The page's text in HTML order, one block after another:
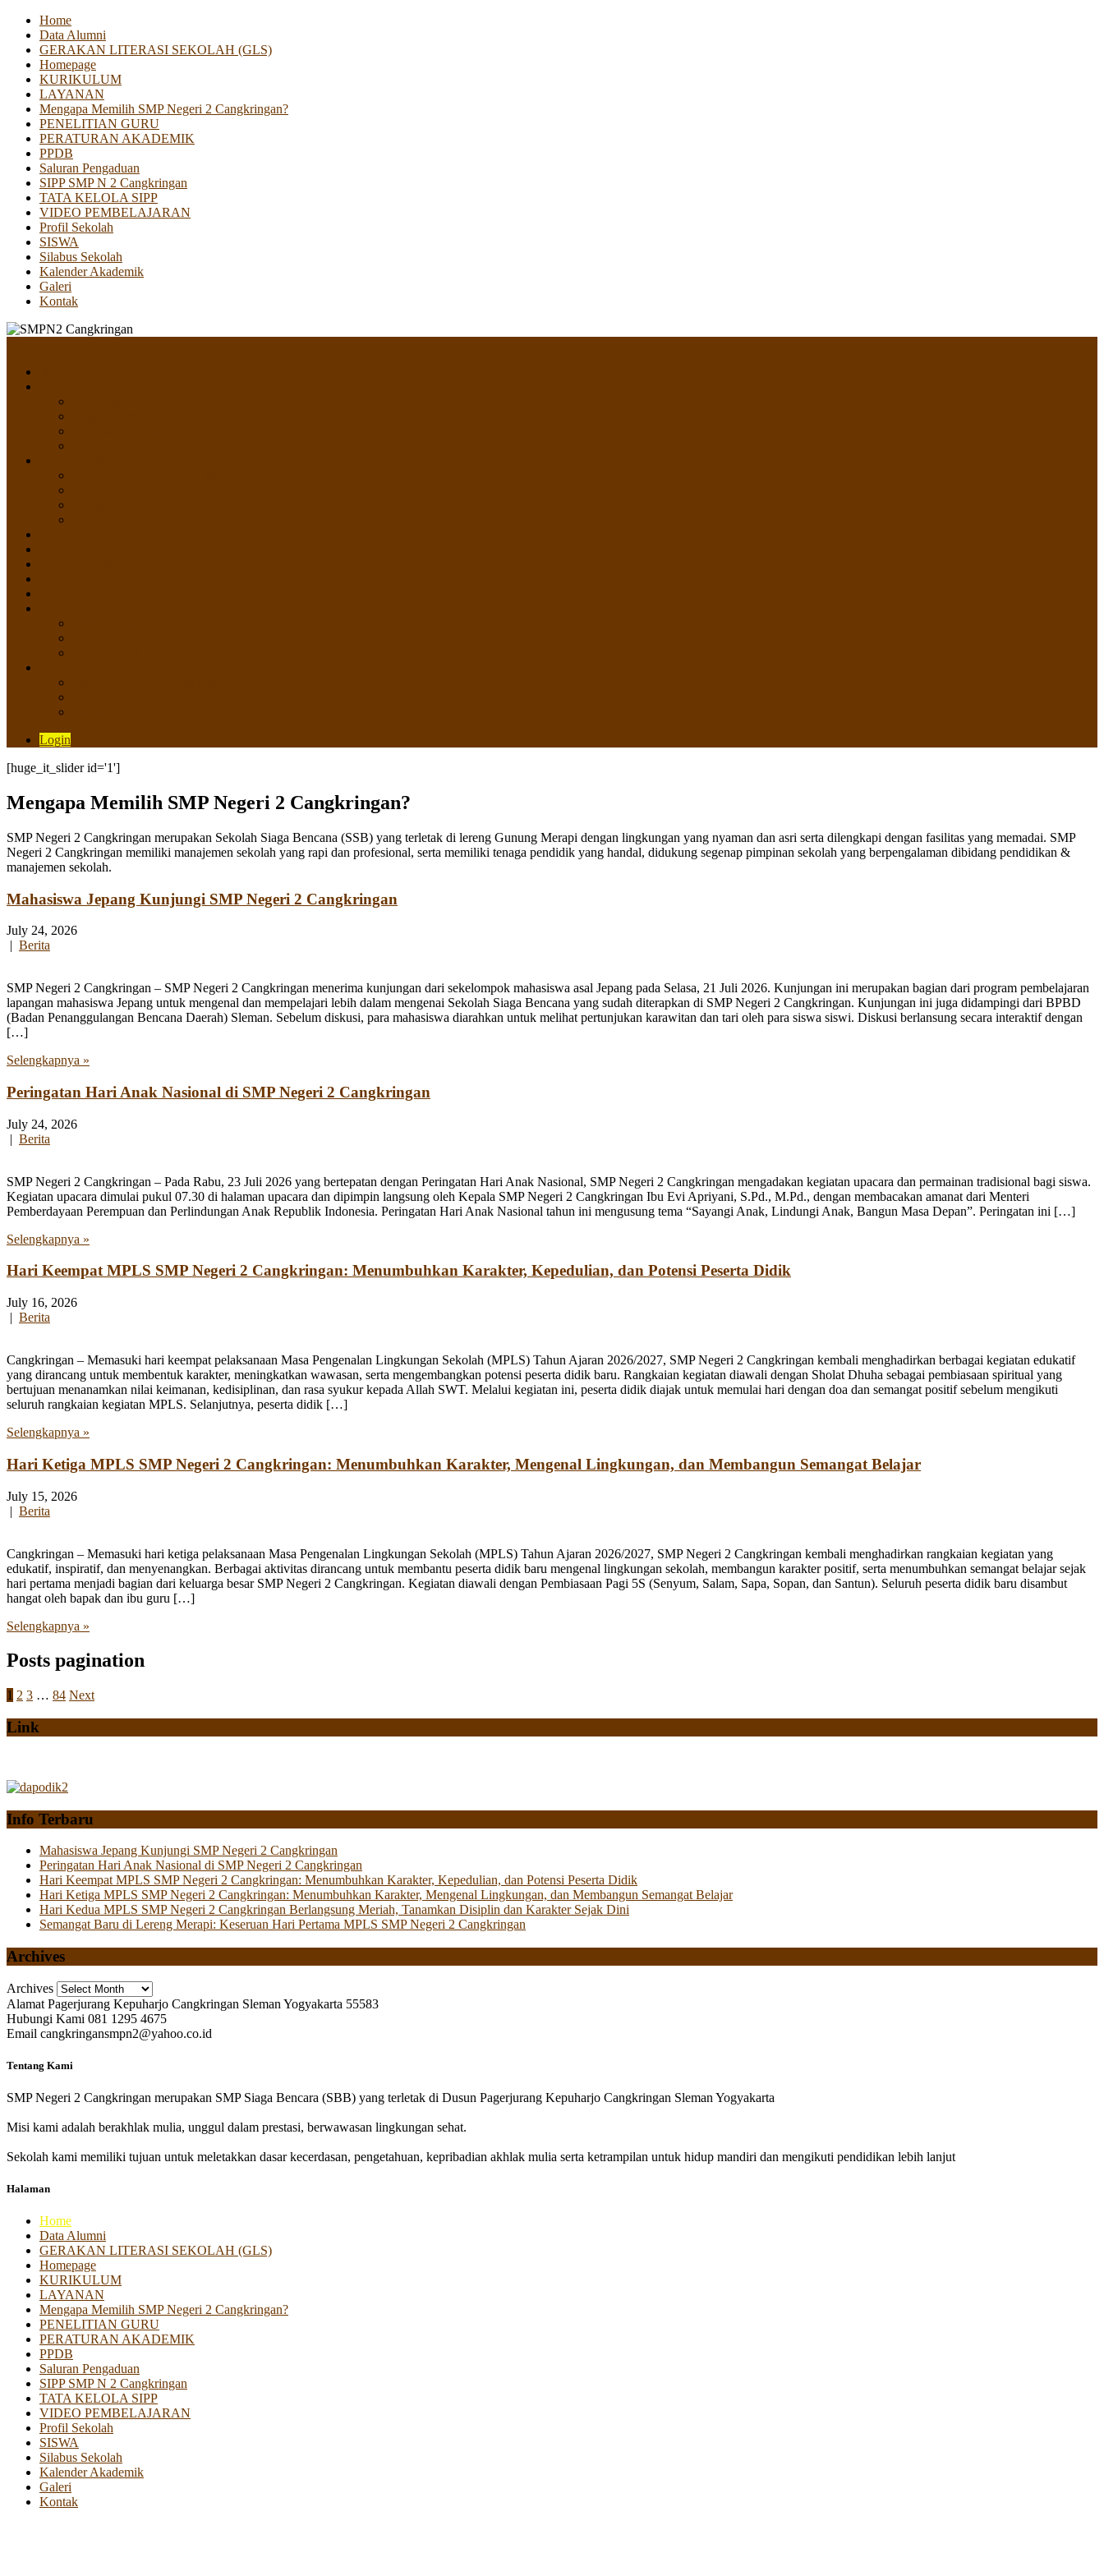
Home
Data Alumni
GERAKAN LITERASI SEKOLAH (GLS)
Homepage
KURIKULUM
LAYANAN
Mengapa Memilih SMP Negeri 2 Cangkringan?
PENELITIAN GURU
PERATURAN AKADEMIK
PPDB
Saluran Pengaduan
SIPP SMP N 2 Cangkringan
TATA KELOLA SIPP
VIDEO PEMBELAJARAN
Profil Sekolah
SISWA
Silabus Sekolah
Kalender Akademik
Galeri
Kontak
Login
[huge_it_slider id='1']
Mengapa Memilih SMP Negeri 2 Cangkringan?
SMP Negeri 2 Cangkringan merupakan Sekolah Siaga Bencana (SSB) yang terletak di lereng Gunung Merapi dengan lingkungan yang nyaman dan asri serta dilengkapi dengan fasilitas yang memadai. SMP
Negeri 2 Cangkringan memiliki manajemen sekolah yang rapi dan profesional, serta memiliki tenaga pendidik yang handal, didukung segenap pimpinan sekolah yang berpengalaman dibidang pendidikan &
manajemen sekolah.
Mahasiswa Jepang Kunjungi SMP Negeri 2 Cangkringan
July 24, 2026
| Berita
SMP Negeri 2 Cangkringan – SMP Negeri 2 Cangkringan menerima kunjungan dari sekelompok mahasiswa asal Jepang pada Selasa, 21 Juli 2026. Kunjungan ini merupakan bagian dari program pembelajaran
lapangan mahasiswa Jepang untuk mengenal dan mempelajari lebih dalam mengenai Sekolah Siaga Bencana yang sudah diterapkan di SMP Negeri 2 Cangkringan. Kunjungan ini juga didampingi dari BPBD
(Badan Penanggulangan Bencana Daerah) Sleman. Sebelum diskusi, para mahasiswa diarahkan untuk melihat pertunjukan karawitan dan tari oleh para siswa siswi. Diskusi berlansung secara interaktif dengan
[…]
Selengkapnya »
Peringatan Hari Anak Nasional di SMP Negeri 2 Cangkringan
July 24, 2026
| Berita
SMP Negeri 2 Cangkringan – Pada Rabu, 23 Juli 2026 yang bertepatan dengan Peringatan Hari Anak Nasional, SMP Negeri 2 Cangkringan mengadakan kegiatan upacara dan permainan tradisional bagi siswa.
Kegiatan upacara dimulai pukul 07.30 di halaman upacara dan dipimpin langsung oleh Kepala SMP Negeri 2 Cangkringan Ibu Evi Apriyani, S.Pd., M.Pd., dengan membacakan amanat dari Menteri
Pemberdayaan Perempuan dan Perlindungan Anak Republik Indonesia. Peringatan Hari Anak Nasional tahun ini mengusung tema “Sayangi Anak, Lindungi Anak, Bangun Masa Depan”. Peringatan ini […]
Selengkapnya »
Hari Keempat MPLS SMP Negeri 2 Cangkringan: Menumbuhkan Karakter, Kepedulian, dan Potensi Peserta Didik
July 16, 2026
| Berita
Cangkringan – Memasuki hari keempat pelaksanaan Masa Pengenalan Lingkungan Sekolah (MPLS) Tahun Ajaran 2026/2027, SMP Negeri 2 Cangkringan kembali menghadirkan berbagai kegiatan edukatif
yang dirancang untuk membentuk karakter, meningkatkan wawasan, serta mengembangkan potensi peserta didik baru. Rangkaian kegiatan diawali dengan Sholat Dhuha sebagai pembiasaan spiritual yang
bertujuan menanamkan nilai keimanan, kedisiplinan, dan rasa syukur kepada Allah SWT. Melalui kegiatan ini, peserta didik diajak untuk memulai hari dengan doa dan semangat positif sebelum mengikuti
seluruh rangkaian kegiatan MPLS. Selanjutnya, peserta didik […]
Selengkapnya »
Hari Ketiga MPLS SMP Negeri 2 Cangkringan: Menumbuhkan Karakter, Mengenal Lingkungan, dan Membangun Semangat Belajar
July 15, 2026
| Berita
Cangkringan – Memasuki hari ketiga pelaksanaan Masa Pengenalan Lingkungan Sekolah (MPLS) Tahun Ajaran 2026/2027, SMP Negeri 2 Cangkringan kembali menghadirkan rangkaian kegiatan yang
edukatif, inspiratif, dan menyenangkan. Berbagai aktivitas dirancang untuk membantu peserta didik baru mengenal lingkungan sekolah, membangun karakter positif, serta menumbuhkan semangat belajar sejak
hari pertama menjadi bagian dari keluarga besar SMP Negeri 2 Cangkringan. Kegiatan diawali dengan Pembiasaan Pagi 5S (Senyum, Salam, Sapa, Sopan, dan Santun). Seluruh peserta didik baru disambut
hangat oleh bapak dan ibu guru […]
Selengkapnya »
Posts pagination
1 2 3 … 84 Next
Link
Info Terbaru
Mahasiswa Jepang Kunjungi SMP Negeri 2 Cangkringan
Peringatan Hari Anak Nasional di SMP Negeri 2 Cangkringan
Hari Keempat MPLS SMP Negeri 2 Cangkringan: Menumbuhkan Karakter, Kepedulian, dan Potensi Peserta Didik
Hari Ketiga MPLS SMP Negeri 2 Cangkringan: Menumbuhkan Karakter, Mengenal Lingkungan, dan Membangun Semangat Belajar
Hari Kedua MPLS SMP Negeri 2 Cangkringan Berlangsung Meriah, Tanamkan Disiplin dan Karakter Sejak Dini
Semangat Baru di Lereng Merapi: Keseruan Hari Pertama MPLS SMP Negeri 2 Cangkringan
Archives
Archives
Alamat Pagerjurang Kepuharjo Cangkringan Sleman Yogyakarta 55583
Hubungi Kami 081 1295 4675
Email cangkringansmpn2@yahoo.co.id
Tentang Kami
SMP Negeri 2 Cangkringan merupakan SMP Siaga Bencara (SBB) yang terletak di Dusun Pagerjurang Kepuharjo Cangkringan Sleman Yogyakarta
Misi kami adalah berakhlak mulia, unggul dalam prestasi, berwawasan lingkungan sehat.
Sekolah kami memiliki tujuan untuk meletakkan dasar kecerdasan, pengetahuan, kepribadian akhlak mulia serta ketrampilan untuk hidup mandiri dan mengikuti pendidikan lebih lanjut
Halaman
Home
Data Alumni
GERAKAN LITERASI SEKOLAH (GLS)
Homepage
KURIKULUM
LAYANAN
Mengapa Memilih SMP Negeri 2 Cangkringan?
PENELITIAN GURU
PERATURAN AKADEMIK
PPDB
Saluran Pengaduan
SIPP SMP N 2 Cangkringan
TATA KELOLA SIPP
VIDEO PEMBELAJARAN
Profil Sekolah
SISWA
Silabus Sekolah
Kalender Akademik
Galeri
Kontak